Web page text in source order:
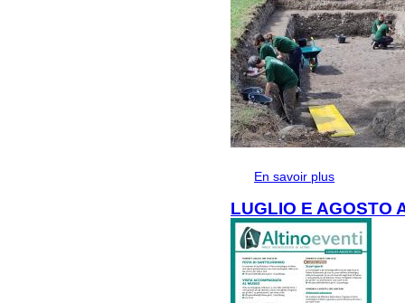
En savoir plus
LUGLIO E AGOSTO